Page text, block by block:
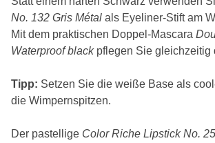
No. 132 Gris Métal als Eyeliner-Stift am
Mit dem praktischen Doppel-Mascara
Waterproof blackpflegen Sie gleichzeitig
Tipp: Setzen Sie die weiße Base als
die Wimpernspitzen.
Der pastellige Color Riche Lipstick No.